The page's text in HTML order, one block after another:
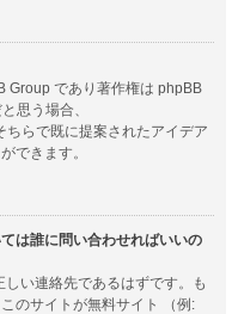
Group であり著作権は phpBB
思う場合、
ちらで既に提案されたアイデア
できます。
は誰に問い合わせればいいの
しい連絡先であるはずです。も
のサイトが無料サイト （例: